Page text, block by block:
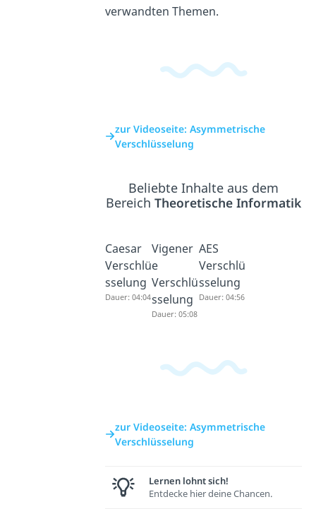
verwandten Themen.
zur Videoseite: Asymmetrische
Verschlüsselung
Beliebte Inhalte aus dem
BereichTheoretische Informatik
Caesar
Verschlü
sselung
Dauer: 04:04
Vigener
e
Verschlü
sselung
Dauer: 05:08
AES
Verschlü
sselung
Dauer: 04:56
zur Videoseite: Asymmetrische
Verschlüsselung
Lernen lohnt sich!
Entdecke hier deine Chancen.